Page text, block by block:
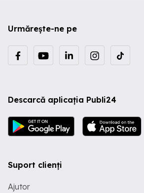
Urmărește-ne pe
Descarcă aplicația Publi24
Suport clienți
Ajutor